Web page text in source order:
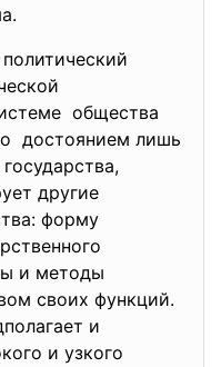
общества
достоянием лишь
другие
форму
и методы
своих функций.
и
и узкого